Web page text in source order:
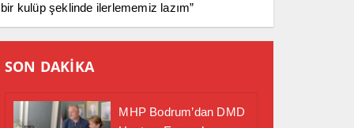
bir kulüp şeklinde ilerlememiz lazım”
SON DAKİKA
MHP Bodrum’dan DMD